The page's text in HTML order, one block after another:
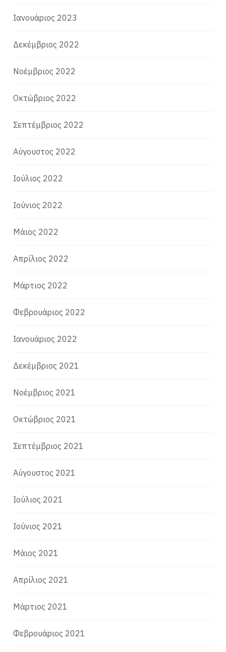
Ιανουάριος 2023
Δεκέμβριος 2022
Νοέμβριος 2022
Οκτώβριος 2022
Σεπτέμβριος 2022
Αύγουστος 2022
Ιούλιος 2022
Ιούνιος 2022
Μάιος 2022
Απρίλιος 2022
Μάρτιος 2022
Φεβρουάριος 2022
Ιανουάριος 2022
Δεκέμβριος 2021
Νοέμβριος 2021
Οκτώβριος 2021
Σεπτέμβριος 2021
Αύγουστος 2021
Ιούλιος 2021
Ιούνιος 2021
Μάιος 2021
Απρίλιος 2021
Μάρτιος 2021
Φεβρουάριος 2021